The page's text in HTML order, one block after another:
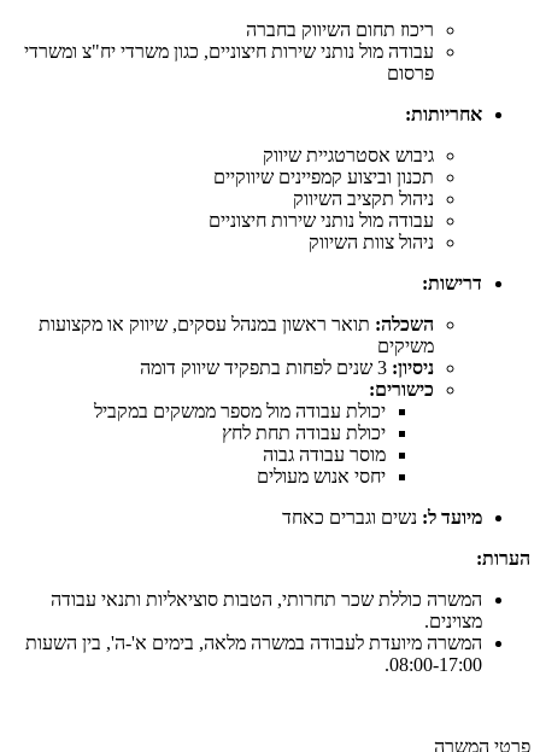
ריכוז תחום השיווק בחברה
עבודה מול נותני שירות חיצוניים, כגון משרדי יח"צ ומשרדי
פרסום
אחריותות:
גיבוש אסטרטגיית שיווק
תכנון וביצוע קמפיינים שיווקיים
ניהול תקציב השיווק
עבודה מול נותני שירות חיצוניים
ניהול צוות השיווק
דרישות:
השכלה: תואר ראשון במנהל עסקים, שיווק או מקצועות
משיקים
ניסיון:
כישורים:
יכולת עבודה מול מספר ממשקים במקביל
יכולת עבודה תחת לחץ
מוסר עבודה גבוה
יחסי אנוש מעולים
מיועד ל: נשים וגברים כאחד
הערות:
המשרה כוללת שכר תחרותי, הטבות סוציאליות ותנאי עבודה
מצוינים.
המשרה מיועדת לעבודה במשרה מלאה, בימים א'-ה', בין השעות
08:00-17:00.
פרטי המשרה